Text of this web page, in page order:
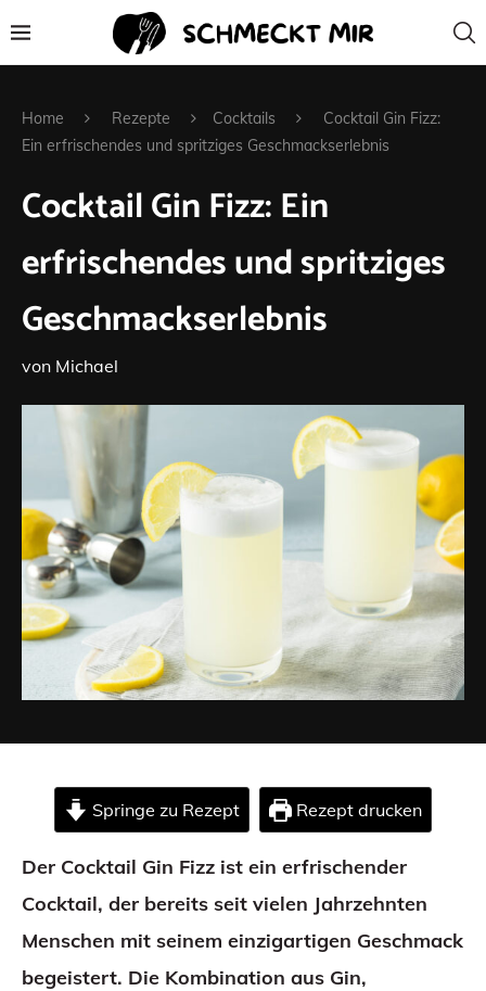
Home Rezepte Cocktails
Cocktail Gin Fizz:
Ein erfrischendes und spritziges Geschmackserlebnis
Cocktail Gin Fizz: Ein
erfrischendes und spritziges
Geschmackserlebnis
von Michael
Springe zu Rezept Rezept drucken
Der Cocktail Gin Fizz ist ein erfrischender
Cocktail, der bereits seit vielen Jahrzehnten
Menschen mit seinem einzigartigen Geschmack
begeistert. Die Kombination aus Gin,